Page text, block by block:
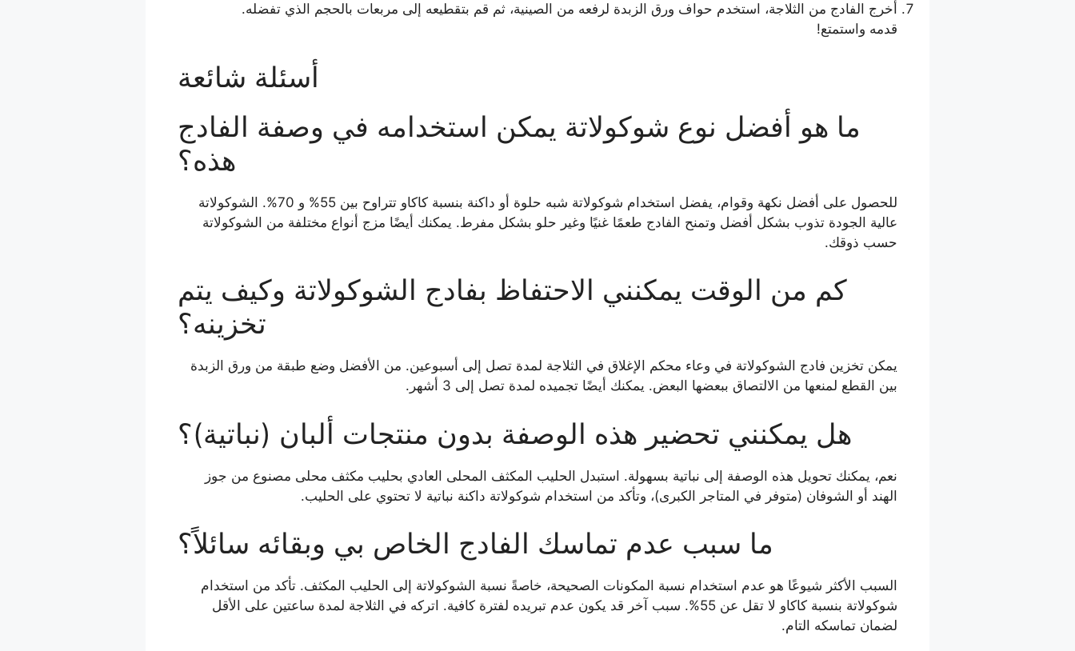
أخرج الفادج من الثلاجة، استخدم حواف ورق الزبدة لرفعه من الصينية، ثم قم بتقطيعه إلى مربعات بالحجم الذي تفضله.
قدمه واستمتع!
أسئلة شائعة
ما هو أفضل نوع شوكولاتة يمكن استخدامه في وصفة الفادج
هذه؟
للحصول على أفضل نكهة وقوام، يفضل استخدام شوكولاتة شبه حلوة أو داكنة بنسبة كاكاو تتراوح بين 55% و 70%. الشوكولاتة
عالية الجودة تذوب بشكل أفضل وتمنح الفادج طعمًا غنيًا وغير حلو بشكل مفرط. يمكنك أيضًا مزج أنواع مختلفة من الشوكولاتة
حسب ذوقك.
كم من الوقت يمكنني الاحتفاظ بفادج الشوكولاتة وكيف يتم
تخزينه؟
يمكن تخزين فادج الشوكولاتة في وعاء محكم الإغلاق في الثلاجة لمدة تصل إلى أسبوعين. من الأفضل وضع طبقة من ورق الزبدة
بين القطع لمنعها من الالتصاق ببعضها البعض. يمكنك أيضًا تجميده لمدة تصل إلى 3 أشهر.
هل يمكنني تحضير هذه الوصفة بدون منتجات ألبان (نباتية)؟
نعم، يمكنك تحويل هذه الوصفة إلى نباتية بسهولة. استبدل الحليب المكثف المحلى العادي بحليب مكثف محلى مصنوع من جوز
الهند أو الشوفان (متوفر في المتاجر الكبرى)، وتأكد من استخدام شوكولاتة داكنة نباتية لا تحتوي على الحليب.
ما سبب عدم تماسك الفادج الخاص بي وبقائه سائلاً؟
السبب الأكثر شيوعًا هو عدم استخدام نسبة المكونات الصحيحة، خاصةً نسبة الشوكولاتة إلى الحليب المكثف. تأكد من استخدام
شوكولاتة بنسبة كاكاو لا تقل عن 55%. سبب آخر قد يكون عدم تبريده لفترة كافية. اتركه في الثلاجة لمدة ساعتين على الأقل
لضمان تماسكه التام.